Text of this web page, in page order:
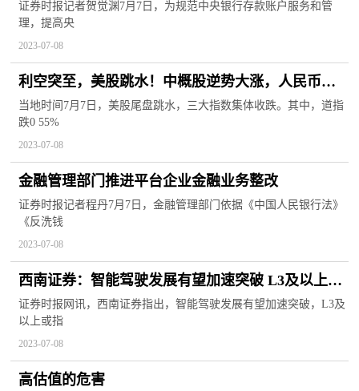
证券时报记者贺觉渊7月7日，为规范中央银行存款账户服务和管
理，提高央
2023-07-08
利空突至，美股跳水！中概股逆势大涨，人民币、
A50也上攻
当地时间7月7日，美股尾盘跳水，三大指数集体收跌。其中，道指
跌0 55%
2023-07-08
金融管理部门推进平台企业金融业务整改
证券时报记者程丹7月7日，金融管理部门依据《中国人民银行法》
《反洗钱
2023-07-08
西南证券：智能驾驶发展有望加速突破 L3及以上或
指日可待
证券时报网讯，西南证券指出，智能驾驶发展有望加速突破，L3及
以上或指
2023-07-08
高估值的危害